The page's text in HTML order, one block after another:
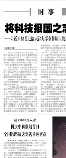
前一版